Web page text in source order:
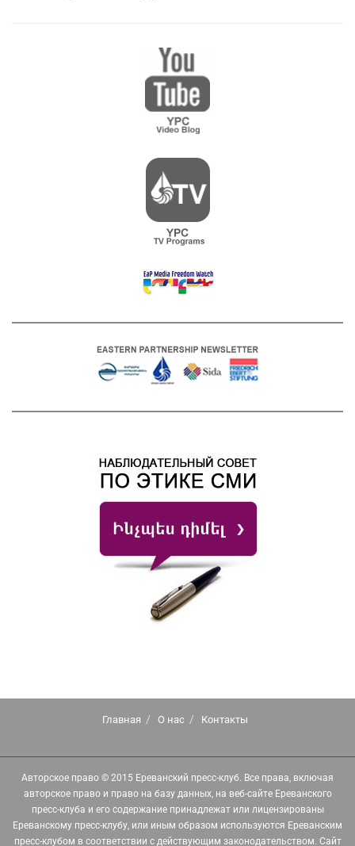
Главная О нас Контакты
Авторское право © 2015 Ереванский пресс-клуб. Все права, включая
авторское право и право на базу данных, на веб-сайте Ереванского
пресс-клуба и его содержание принадлежат или лицензированы
Ереванскому пресс-клубу, или иным образом используются Ереванским
пресс-клубом в соответствии с действующим законодательством. Сайт